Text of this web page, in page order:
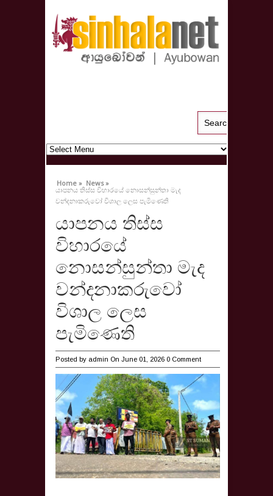
Home » News »
යාපනය තිස්ස විහාරයේ නොසන්සුන්තා මැද
වන්දනාකරුවෝ විශාල ලෙස පැමිණෙති
යාපනය තිස්ස
විහාරයේ
නොසන්සුන්තා මැද
වන්දනාකරුවෝ
විශාල ලෙස
පැමිණෙති
Posted by admin On June 01, 2026 0 Comment